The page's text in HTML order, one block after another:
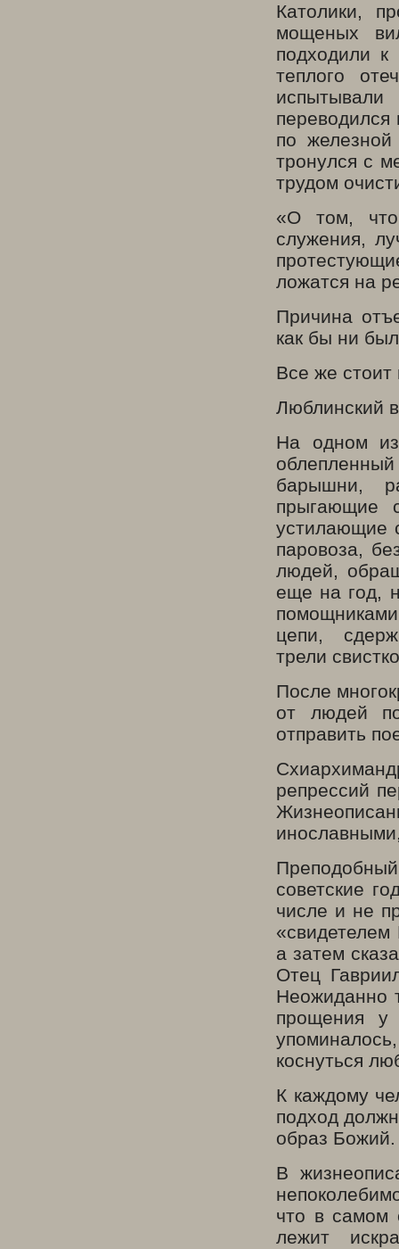
Католики,
мощеных
подходили к
теплого
по
тронулся с
трудом
«О том, что
служения,
ложатся на
Причина
как бы ни
Все же стоит
Люблинский
На одном
барышни,
прыгающие
устилающие
паровоза,
людей,
еще на год,
цепи,
трели
После
от людей
отправить
репрессий
Преподобный
советские
числе и не
а затем
Отец
Неожиданно
прощения у
коснуться
К каждому
подход
образ
В
что в самом
лежит